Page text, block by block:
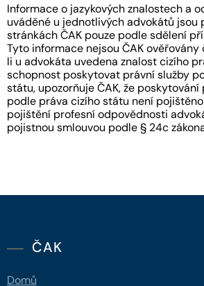
Informace o jazykových znalostech a
uváděné u jednotlivých advokátů jsou
stránkách ČAK pouze podle sdělení
Tyto informace nejsou ČAK
li u advokáta uvedena znalost cizího
schopnost poskytovat právní služby
státu, upozorňuje ČAK, že
podle práva cizího státu není
pojištění profesní odpovědnosti
pojistnou smlouvou podle § 24c
ČAK
Domů